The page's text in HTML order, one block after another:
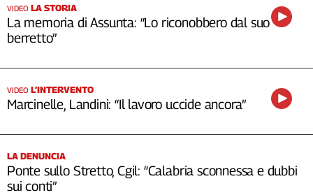
VIDEO LA STORIA
La memoria di Assunta: “Lo riconobbero dal suo
berretto”
VIDEO L’INTERVENTO
Marcinelle, Landini: “Il lavoro uccide ancora”
LA DENUNCIA
Ponte sullo Stretto, Cgil: “Calabria sconnessa e dubbi
sui conti”